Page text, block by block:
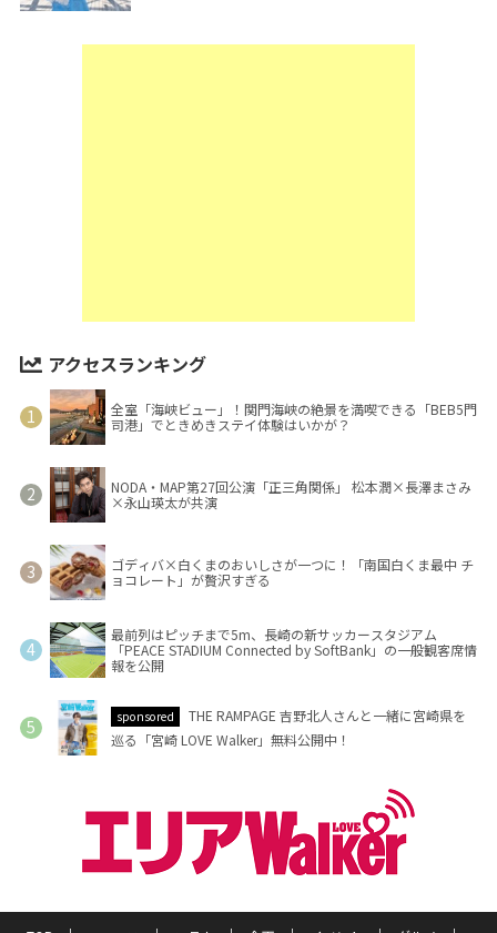
アクセスランキング
全室「海峡ビュー」！関門海峡の絶景を満喫できる「BEB5門
司港」でときめきステイ体験はいかが？
NODA・MAP第27回公演「正三角関係」 松本潤×長澤まさみ
×永山瑛太が共演
ゴディバ×白くまのおいしさが一つに！「南国白くま最中 チ
ョコレート」が贅沢すぎる
最前列はピッチまで5m、長崎の新サッカースタジアム
「PEACE STADIUM Connected by SoftBank」の一般観客席情
報を公開
sponsored
THE RAMPAGE 吉野北人さんと一緒に宮崎県を
巡る「宮崎 LOVE Walker」無料公開中！